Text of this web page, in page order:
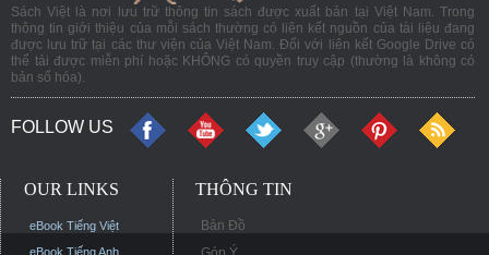
Sách Việt là nơi lưu trữ thông tin sách được xuất bản tại Việt Nam. Trong
thông tin giới thiệu của mỗi sách thường có liên kết nguồn của tài liệu đang
được lưu trữ tại các thư viện của Việt Nam. Đối với liên kết Google Drive có
thể tải được miễn phí hoặc KHÔNG có quyền truy cập (thường là không có
bản số hóa).
FOLLOW US
OUR LINKS
eBook Tiếng Việt
eBook Tiếng Anh
THÔNG TIN
Bản Đồ